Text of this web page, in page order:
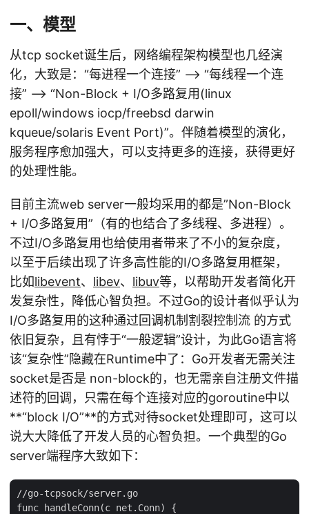
一、模型
从tcp socket诞生后，网络编程架构模型也几经演
化，大致是：“每进程一个连接” –> “每线程一个连
接” –> “Non-Block + I/O多路复用(linux
epoll/windows iocp/freebsd darwin
kqueue/solaris Event Port)”。伴随着模型的演化，
服务程序愈加强大，可以支持更多的连接，获得更好
的处理性能。
目前主流web server一般均采用的都是”Non-Block
+ I/O多路复用”（有的也结合了多线程、多进程）。
不过I/O多路复用也给使用者带来了不小的复杂度，
以至于后续出现了许多高性能的I/O多路复用框架，
比如libevent、 libev、 libuv等，以帮助开发者简化开
发复杂性，降低心智负担。不过Go的设计者似乎认为
I/O多路复用的这种通过回调机制割裂控制流 的方式
依旧复杂，且有悖于“一般逻辑”设计，为此Go语言将
该“复杂性”隐藏在Runtime中了：Go开发者无需关注
socket是否是 non-block的，也无需亲自注册文件描
述符的回调，只需在每个连接对应的goroutine中以
**“block I/O”**的方式对待socket处理即可，这可以
说大大降低了开发人员的心智负担。一个典型的Go
server端程序大致如下：
//go-tcpsock/server.go
func handleConn(c net.Conn) {